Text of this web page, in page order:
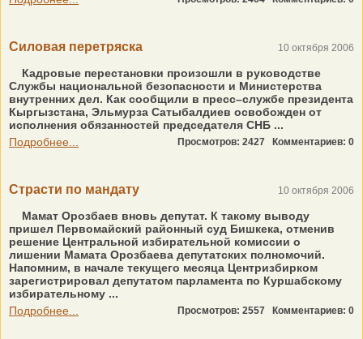
Силовая перетряска 10 октября 2006
Кадровые перестановки произошли в руководстве
Службы национальной безопасности и Министерства
внутренних дел. Как сообщили в пресс–службе президента
Кыргызстана, Эльмурза Сатыбалдиев освобожден от
исполнения обязанностей председателя СНБ ...
Подробнее...
Просмотров: 2427 Комментариев: 0
Страсти по мандату 10 октября 2006
Мамат Орозбаев вновь депутат. К такому выводу
пришел Первомайский районный суд Бишкека, отменив
решение Центральной избирательной комиссии о
лишении Мамата Орозбаева депутатских полномочий.
Напомним, в начале текущего месяца Центризбирком
зарегистрировал депутатом парламента по Куршабскому
избирательному ...
Подробнее...
Просмотров: 2557 Комментариев: 0